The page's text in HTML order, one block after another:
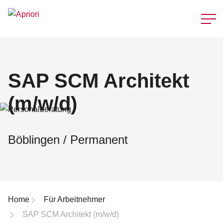
SAP SCM Architekt
(m/w/d)
Böblingen / Permanent
Breadcrumb-Navigation
Home
Für Arbeitnehmer
SAP SCM Architekt (m/w/d)